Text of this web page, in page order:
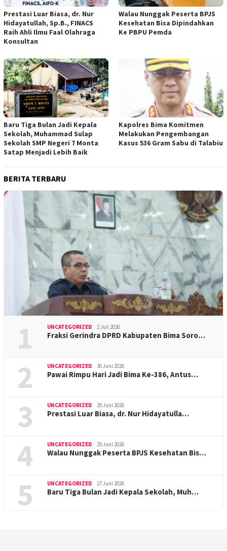
Prestasi Luar Biasa, dr. Nur
Hidayatullah, Sp.B., FINACS
Raih Ahli Ilmu Faal Olahraga
Konsultan
Walau Nunggak Peserta BPJS
Kesehatan Bisa Dipindahkan
Ke PBPU Pemda
Baru Tiga Bulan Jadi Kepala
Sekolah, Muhammad Sulap
Sekolah SMP Negeri 7 Monta
Satap Menjadi Lebih Baik
Kapolres Bima Komitmen
Melakukan Pengembangan
Kasus 536 Gram Sabu di Talabiu
BERITA TERBARU
1 UNCATEGORIZED 2 Juli 2026
Fraksi Gerindra DPRD Kabupaten Bima Soro…
2 UNCATEGORIZED 30 Juni 2026
Pawai Rimpu Hari Jadi Bima Ke-386, Antus…
3 UNCATEGORIZED 29 Juni 2026
Prestasi Luar Biasa, dr. Nur Hidayatulla…
4 UNCATEGORIZED 29 Juni 2026
Walau Nunggak Peserta BPJS Kesehatan Bis…
5 UNCATEGORIZED 27 Juni 2026
Baru Tiga Bulan Jadi Kepala Sekolah, Muh…